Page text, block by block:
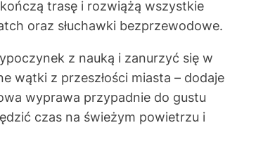
trasę i rozwiążą wszystkie
oraz słuchawki bezprzewodowe.
z nauką i zanurzyć się w
wątki z przeszłości miasta – dodaje
wyprawa przypadnie do gustu
czas na świeżym powietrzu i